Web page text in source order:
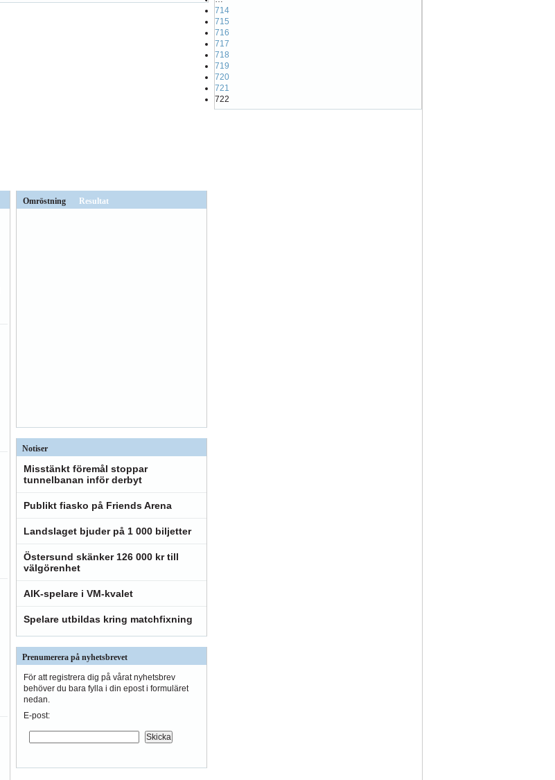
Omröstning Resultat
Notiser
Misstänkt föremål stoppar
tunnelbanan inför derbyt
Publikt fiasko på Friends Arena
Landslaget bjuder på 1 000 biljetter
Östersund skänker 126 000 kr till
välgörenhet
AIK-spelare i VM-kvalet
Spelare utbildas kring matchfixning
Prenumerera på nyhetsbrevet
För att registrera dig på vårat nyhetsbrev
behöver du bara fylla i din epost i formuläret
nedan.
E-post:
714
715
716
717
718
719
720
721
722